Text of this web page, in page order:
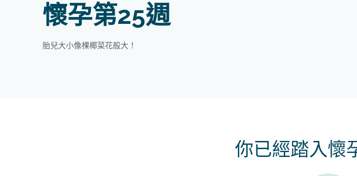
香港新界壁屋清水灣道碧翠路牛奶
公司購物中心1樓 6,7A,7B,8室
后大道中16–18號新世
Clinic
香港中環德己立街1號世紀廣場地
懷孕第25週
胎兒大小像棵椰菜花般大！
你已經踏入懷